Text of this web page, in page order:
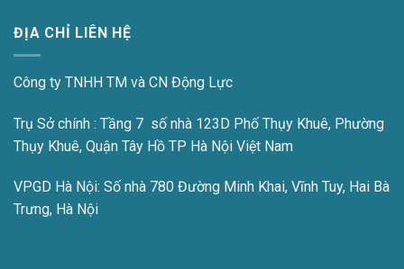
ĐỊA CHỈ LIÊN HỆ
Công ty TNHH TM và CN Động Lực
Trụ Sở chính : Tầng 7 số nhà 123D Phố Thụy Khuê, Phường
Thụy Khuê, Quận Tây Hồ TP Hà Nội Việt Nam
VPGD Hà Nội: Số nhà 780 Đường Minh Khai, Vĩnh Tuy, Hai Bà
Trưng, Hà Nội